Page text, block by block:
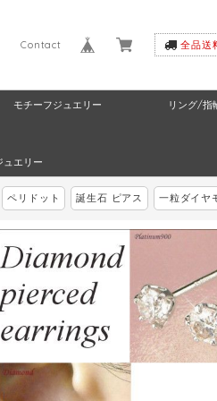
全品送
Contact
モチーフジュエリー リング/指
ュエリー
ペリドット 誕生石 ピアス 一粒ダイヤ